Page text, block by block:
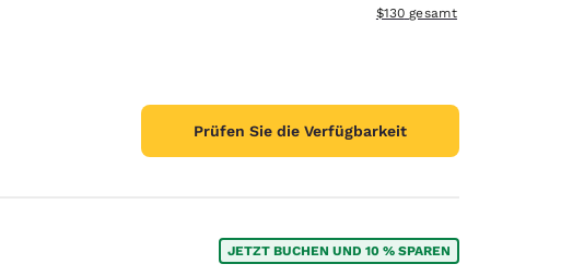
Geschätzte Gesamtdetails
$130 gesamt
Prüfen Sie die Verfügbarkeit
JETZT BUCHEN UND 10 % SPAREN